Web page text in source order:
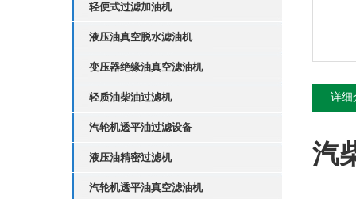
轻便式过滤加油机
液压油真空脱水滤油机
变压器绝缘油真空滤油机
轻质油柴油过滤机
汽轮机透平油过滤设备
液压油精密过滤机
汽轮机透平油真空滤油机
详细
汽